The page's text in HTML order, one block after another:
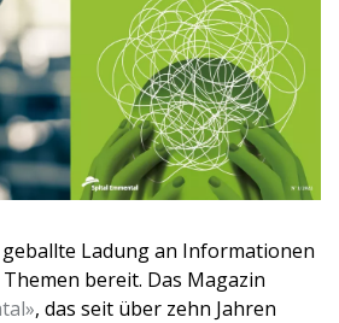
Ladung an Informationen
bereit. Das Magazin
, das seit über zehn Jahren